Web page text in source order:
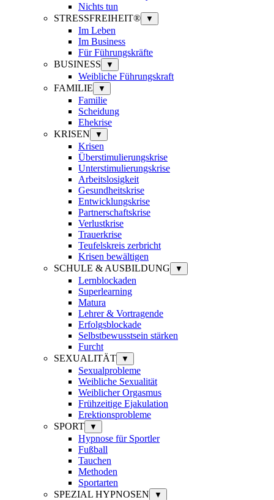
Nichts tun
STRESSFREIHEIT®
▼
Im Leben
Im Business
Für Führungskräfte
BUSINESS
▼
Weibliche Führungskraft
FAMILIE
▼
Familie
Scheidung
Ehekrise
KRISEN
▼
Krisen
Überstimulierungskrise
Unterstimulierungskrise
Arbeitslosigkeit
Gesundheitskrise
Entwicklungskrise
Partnerschaftskrise
Verlustkrise
Trauerkrise
Teufelskreis zerbricht
Krisen bewältigen
SCHULE & AUSBILDUNG
▼
Lernblockaden
Superlearning
Matura
Lehrer & Vortragende
Erfolgsblockade
Selbstbewusstsein stärken
Furcht
SEXUALITÄT
▼
Sexualprobleme
Weibliche Sexualität
Weiblicher Orgasmus
Frühzeitige Ejakulation
Erektionsprobleme
SPORT
▼
Hypnose für Sportler
Fußball
Tauchen
Methoden
Sportarten
SPEZIAL HYPNOSEN
▼